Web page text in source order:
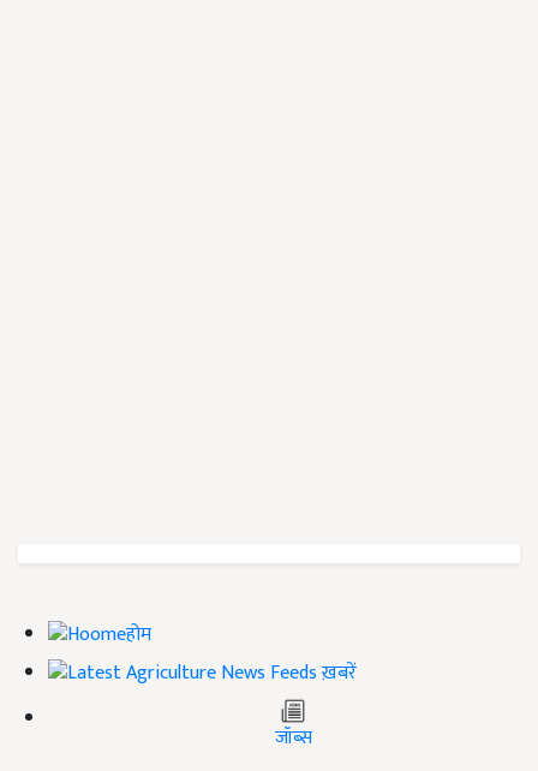
होम
ख़बरें
जॉब्स